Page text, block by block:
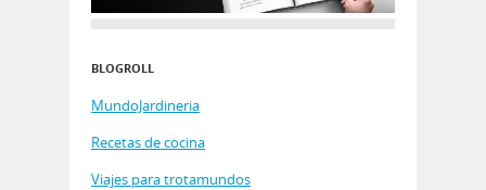
BLOGROLL
MundoJardineria
Recetas de cocina
Viajes para trotamundos